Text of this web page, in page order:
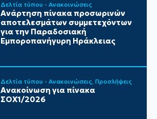
Δελτία τύπου - Ανακοινώσεις
Ανάρτηση πίνακα προσωρινών
αποτελεσμάτων συμμετεχόντων
για την Παραδοσιακή
Εμποροπανήγυρη Ηράκλειας
Δελτία τύπου - Ανακοινώσεις Προσλήψεις
Ανακοίνωση για πίνακα
ΣΟΧ1/2026